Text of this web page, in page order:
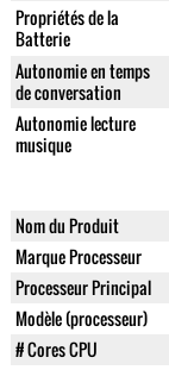
Propriétés de la
Batterie
Autonomie en temps
de conversation
Autonomie lecture
musique
Nom du Produit
Marque Processeur
Processeur Principal
Modèle (processeur)
# Cores CPU